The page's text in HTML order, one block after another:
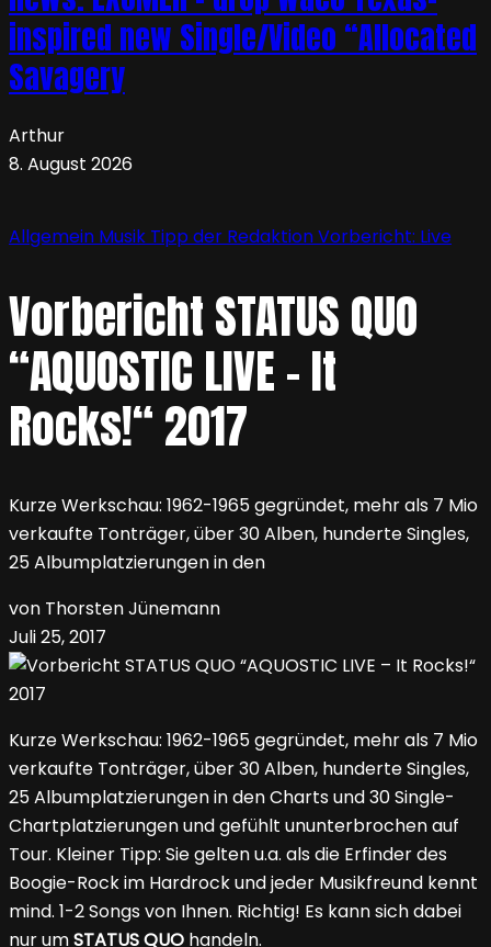
inspired new Single/Video “Allocated
Savagery
Arthur
8. August 2026
Allgemein Musik Tipp der RedaktionVorbericht: Live
Vorbericht STATUS QUO
“AQUOSTIC LIVE – It
Rocks!“ 2017
Kurze Werkschau: 1962-1965 gegründet, mehr als 7 Mio
verkaufte Tonträger, über 30 Alben, hunderte Singles,
25 Albumplatzierungen in den
von Thorsten Jünemann
Juli 25, 2017
Kurze Werkschau: 1962-1965 gegründet, mehr als 7 Mio
verkaufte Tonträger, über 30 Alben, hunderte Singles,
25 Albumplatzierungen in den Charts und 30 Single-
Chartplatzierungen und gefühlt ununterbrochen auf
Tour. Kleiner Tipp: Sie gelten u.a. als die Erfinder des
Boogie-Rock im Hardrock und jeder Musikfreund kennt
mind. 1-2 Songs von Ihnen. Richtig! Es kann sich dabei
nur umSTATUS QUO handeln.